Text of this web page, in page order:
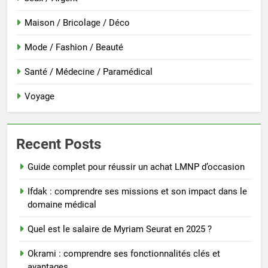
Maison / Bricolage / Déco
Mode / Fashion / Beauté
Santé / Médecine / Paramédical
Voyage
Recent Posts
Guide complet pour réussir un achat LMNP d’occasion
Ifdak : comprendre ses missions et son impact dans le
domaine médical
Quel est le salaire de Myriam Seurat en 2025 ?
Okrami : comprendre ses fonctionnalités clés et